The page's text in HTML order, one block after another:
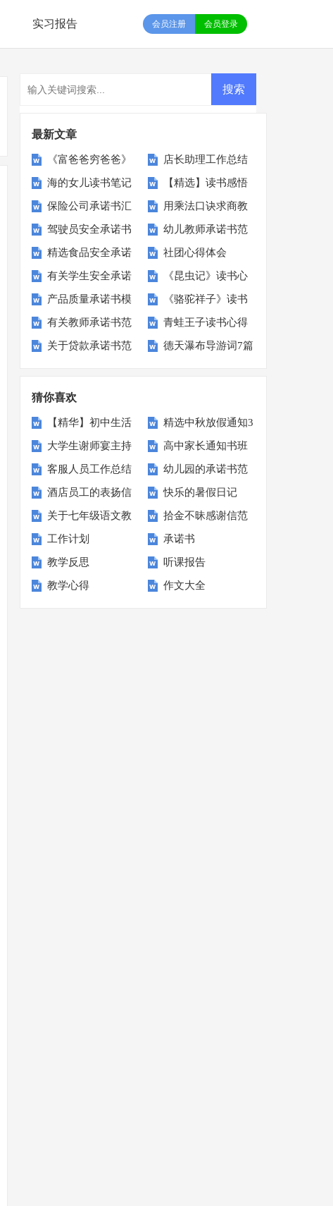
实习报告 会员登录
会员注册
最新文章
《富爸爸穷爸爸》
读书心得
店长助理工作总结
海的女儿读书笔记
15篇
【精选】读书感悟
的作文6篇
保险公司承诺书汇
编15篇
用乘法口诀求商教
学反思
驾驶员安全承诺书
范文集锦9篇
幼儿教师承诺书范
文汇总五篇
精选食品安全承诺
书模板锦集七篇
社团心得体会
有关学生安全承诺
书模板集合十篇
《昆虫记》读书心
得通用15篇
产品质量承诺书模
板汇编6篇
《骆驼祥子》读书
笔记(15篇)
有关教师承诺书范
文汇总10篇
青蛙王子读书心得
关于贷款承诺书范 德天瀑布导游词7篇
猜你喜欢
【精华】初中生活
的作文600字汇总
10篇
精选中秋放假通知3
篇
大学生谢师宴主持
词
高中家长通知书班
主任评语
客服人员工作总结 幼儿园的承诺书范
文合集七篇
酒店员工的表扬信
(15篇)
快乐的暑假日记
关于七年级语文教
学计划八篇
拾金不昧感谢信范
文集合8篇
工作计划 承诺书
教学反思 听课报告
教学心得 作文大全